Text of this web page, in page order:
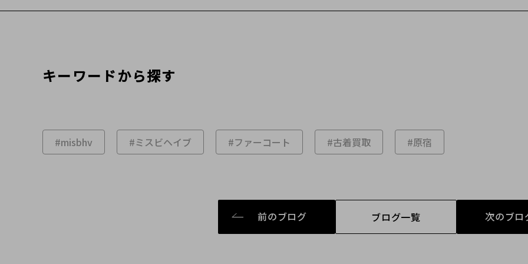
キーワードから探す
#misbhv #ミスビヘイブ #ファーコート #古着買取 #原宿
前のブログ ブログ一覧 次のブロ